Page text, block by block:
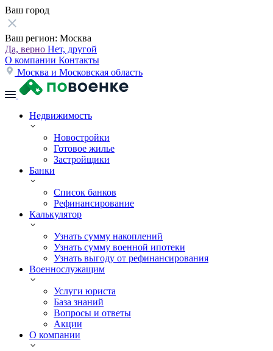
Ваш город
Ваш регион: Москва
Да, верно Нет, другой
О компании Контакты
Москва и Московская область
Недвижимость
Новостройки
Готовое жилье
Застройщики
Банки
Список банков
Рефинансирование
Калькулятор
Узнать сумму накоплений
Узнать сумму военной ипотеки
Узнать выгоду от рефинансирования
Военнослужащим
Услуги юриста
База знаний
Вопросы и ответы
Акции
О компании